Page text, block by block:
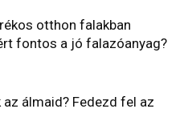
otthon falakban
fontos a jó falazóanyag?
az álmaid? Fedezd fel az